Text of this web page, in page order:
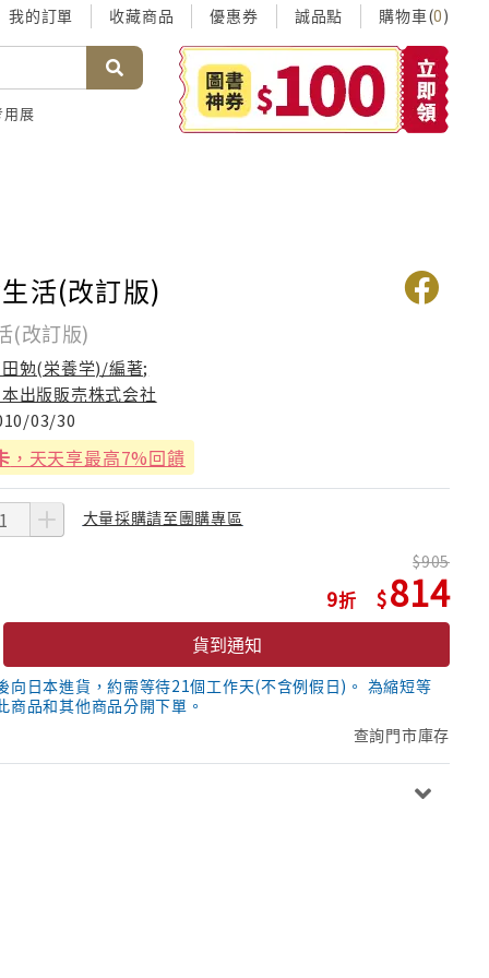
我的訂單 收藏商品 優惠券 誠品點 購物車(0)
用展
活(改訂版)
(改訂版)
勉(栄養学)/編著;
出版販売株式会社
03/30
，天天享最高7%回饋
大量採購請至團購專區
9
905
814
貨到通知
向日本進貨，約需等待21個工作天(不含例假日)。 為縮短等
商品和其他商品分開下單。
查詢門市庫存